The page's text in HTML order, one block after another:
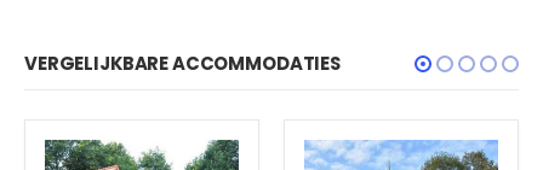
VERGELIJKBARE ACCOMMODATIES